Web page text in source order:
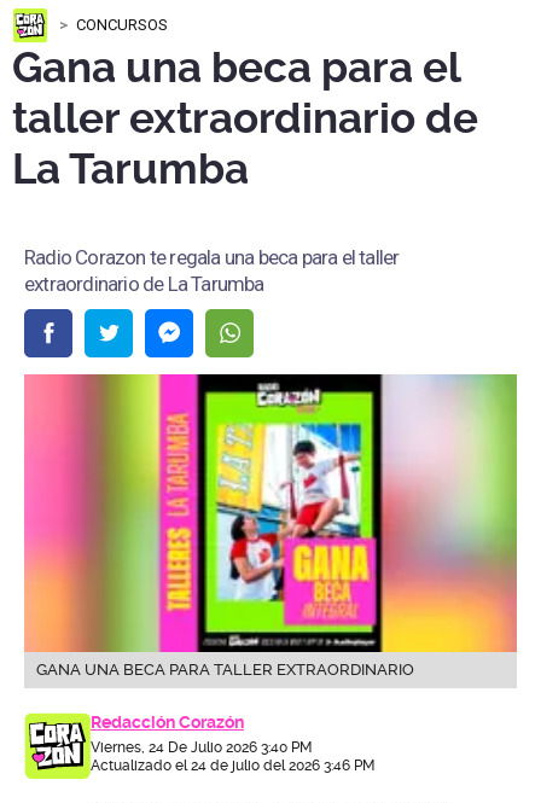
CONCURSOS
Gana una beca para el
taller extraordinario de
La Tarumba
Radio Corazon te regala una beca para el taller
extraordinario de La Tarumba
GANA UNA BECA PARA TALLER EXTRAORDINARIO
Redacción Corazón
Viernes, 24 De Julio 2026 3:40 PM
Actualizado el 24 de julio del 2026 3:46 PM